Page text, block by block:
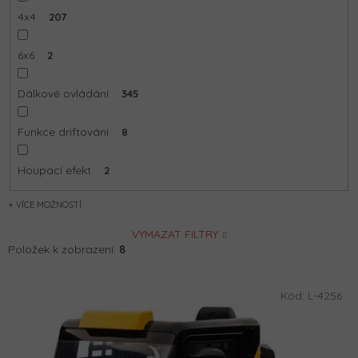
4x4 207
6x6 2
Dálkové ovládání 345
Funkce driftování 8
Houpací efekt 2
MOŽNOSTÍ
VYMAZAT FILTRY
Položek k zobrazení: 8
Kód: L-4256